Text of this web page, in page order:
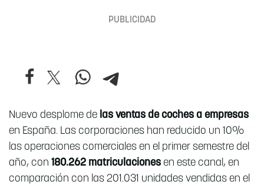
Nuevo desplome de las ventas de coches a empresas
en España. Las corporaciones han reducido un 10%
las operaciones comerciales en el primer semestre del
año, con 180.262 matriculaciones en este canal, en
comparación con las 201.031 unidades vendidas en el